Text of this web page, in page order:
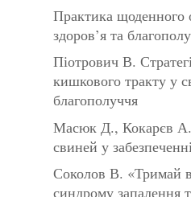
Практика щоденного
здоров’я та
Піотрович В.
кишкового тракту у
благополуччя
Масюк Д., Кокарєв
свиней у
Соколов В. «Тримай
синдрому запалення